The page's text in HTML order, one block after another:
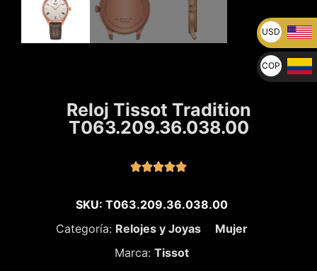
Reloj Tissot Tradition
T063.209.36.038.00

SKU: T063.209.36.038.00
Categoría: Relojes y Joyas
Mujer
Marca: Tissot
USD
U$
COP
$